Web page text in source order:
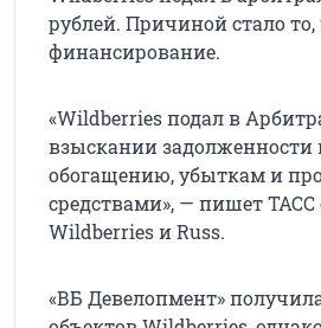
рублей. Причиной стало
финансирование.
«Wildberries подал в
взыскании задолженности
обогащению, убыткам и
средствами», — пишет
Wildberries и Russ.
«ВБ Девелопмент»